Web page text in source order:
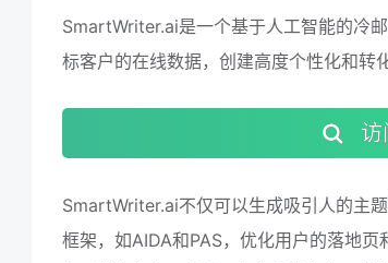
SmartWriter.ai是一个基于人工智能的冷
标客户的在线数据，创建高度个性化和转
SmartWriter.ai不仅可以生成吸引人的主
框架，如AIDA和PAS，优化用户的落地